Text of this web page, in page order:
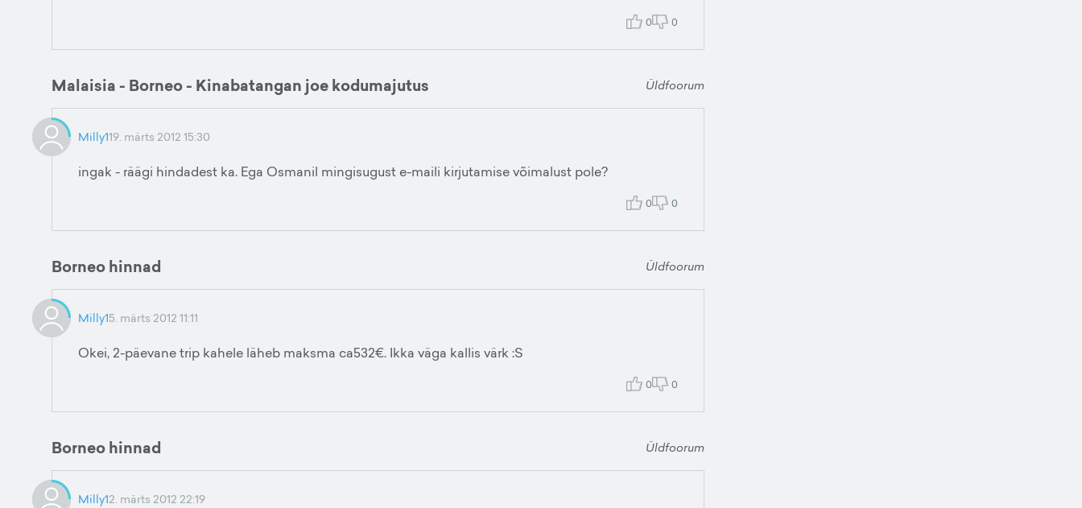
0 0
Malaisia - Borneo - Kinabatangan joe kodumajutus Üldfoorum
Milly119. märts 2012 15:30
ingak - räägi hindadest ka. Ega Osmanil mingisugust e-maili kirjutamise võimalust pole?
0 0
Borneo hinnad Üldfoorum
Milly15. märts 2012 11:11
Okei, 2-päevane trip kahele läheb maksma ca532€. Ikka väga kallis värk :S
0 0
Borneo hinnad Üldfoorum
Milly12. märts 2012 22:19